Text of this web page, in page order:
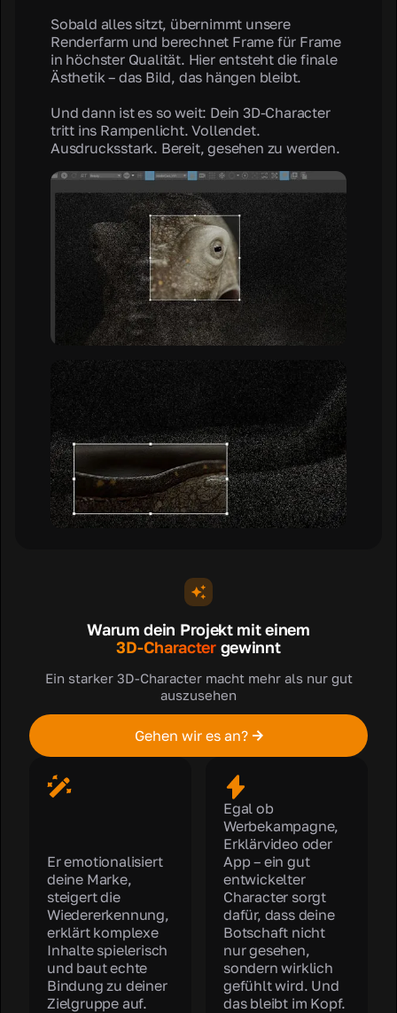
Sobald alles sitzt, übernimmt unsere
Renderfarm und berechnet Frame für Frame
in höchster Qualität. Hier entsteht die finale
Ästhetik – das Bild, das hängen bleibt.
Und dann ist es so weit: Dein 3D-Character
tritt ins Rampenlicht. Vollendet.
Ausdrucksstark. Bereit, gesehen zu werden.
Warum dein Projekt mit einem
3D-Charactergewinnt
Ein starker 3D-Character macht mehr als nur gut
auszusehen
Gehen wir es an?
Er emotionalisiert
deine Marke,
steigert die
Wiedererkennung,
erklärt komplexe
Inhalte spielerisch
und baut echte
Bindung zu deiner
Zielgruppe auf.
Egal ob
Werbekampagne,
Erklärvideo oder
App – ein gut
entwickelter
Character sorgt
dafür, dass deine
Botschaft nicht
nur gesehen,
sondern wirklich
gefühlt wird. Und
das bleibt im Kopf.